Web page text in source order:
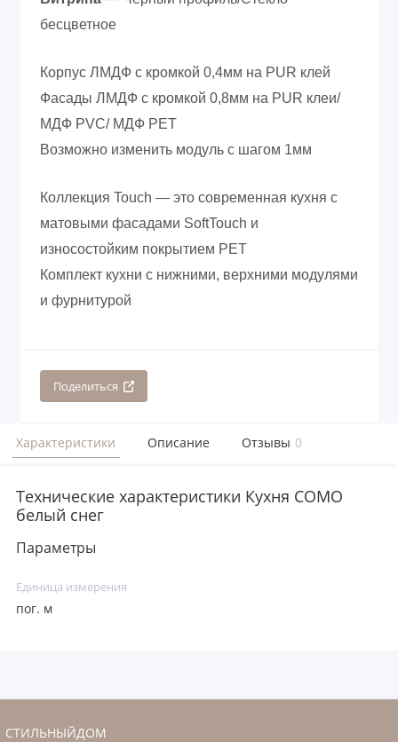
бесцветное
Корпус ЛМДФ с кромкой 0,4мм на PUR клей
Фасады ЛМДФ с кромкой 0,8мм на PUR клеи/
МДФ PVC/ МДФ PET
Возможно изменить модуль с шагом 1мм
Коллекция Touch — это современная кухня с
матовыми фасадами SoftTouch и
износостойким покрытием PET
Комплект кухни с нижними, верхними модулями
и фурнитурой
Поделиться
Характеристики Описание Отзывы 0
Технические характеристики Кухня COMO
белый снег
Параметры
Единица измерения
пог. м
СТИЛЬНЫЙДОМ